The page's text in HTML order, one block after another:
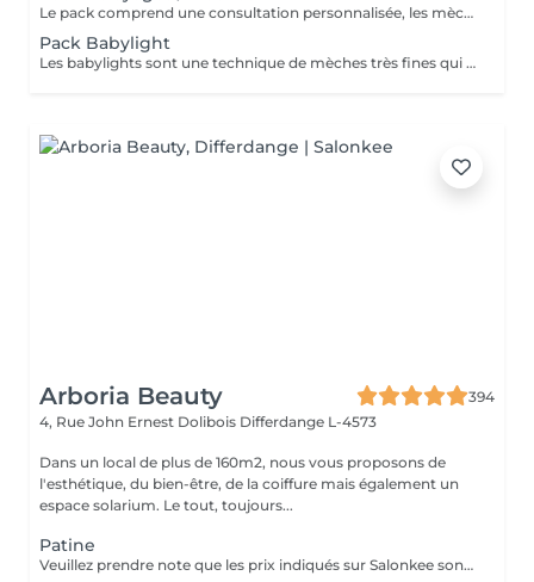
Le pack comprend une consultation personnalisée, les mèches avec les produits LOREAL PROFESSIONNEL, shampooing et conditionneur spécifiques REDKEN, le séchage et les produits de styling REDKEN Option Coupe : la coupe IGORANCE, ( finition sur cheveux sec), le séchage et les produits de styling REDKEN. * Tarifs à titre indicatifs à confirmer après la consultation personnalisée établit auprès de votre coiffeur/stylist/spécialiste * La direction se réserve le droit d’apporter des modifications pour le bon fonctionnement du salon
Pack Babylight
Les babylights sont une technique de mèches très fines qui donne un résultat lumineux. Le pack comprend une consultation personnalisée, des babylights avec les produits LOREAL PROFESSIONNEL, shampooing et conditionneur spécifiques REDKEN, le séchage et les produits de styling REDKEN Option Coupe : la coupe IGORANCE, ( finition sur cheveux sec), le séchage et les produits de styling REDKEN. * Tarifs à titre indicatifs à confirmer après la consultation personnalisée établit auprès de votre coiffeur/stylist/spécialiste * La direction se réserve le droit d’apporter des modifications pour le bon fonctionnement du salon
Arboria Beauty
394
4, Rue John Ernest Dolibois Differdange L-4573
Dans un local de plus de 160m2, nous vous proposons de
l'esthétique, du bien-être, de la coiffure mais également un
espace solarium. Le tout, toujours...
Patine
Veuillez prendre note que les prix indiqués sur Salonkee sont communiqués à titre informatif et s'entendent de base. Ces derniers sont susceptibles de varier selon le diagnostic réalisé à votre arrivée au salon et l'expertise du professionnel à qui vous confiez votre beauté. Dans tous les cas, un devis précis vous sera proposé et toutes réalisations de prestations seront effectuées avec votre accord. Un grand merci d'avance pour votre compréhension. Au plaisir de vous recevoir très vite.